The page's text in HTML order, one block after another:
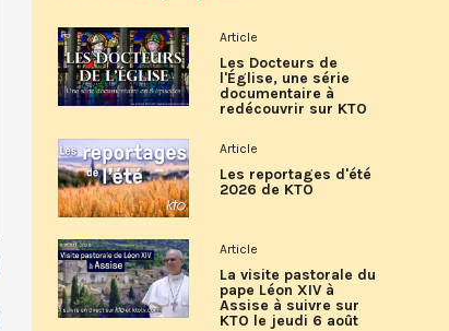
Article
Les Docteurs de
l'Église, une série
documentaire à
redécouvrir sur KTO
Article
Les reportages d'été
2026 de KTO
Article
La visite pastorale du
pape Léon XIV à
Assise à suivre sur
KTO le jeudi 6 août